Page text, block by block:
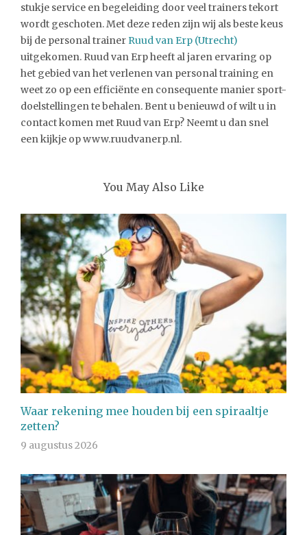
stukje service en begeleiding door veel trainers tekort
wordt geschoten. Met deze reden zijn wij als beste keus
bij de personal trainer Ruud van Erp (Utrecht)
uitgekomen. Ruud van Erp heeft al jaren ervaring op
het gebied van het verlenen van personal training en
weet zo op een efficiënte en consequente manier sport-
doelstellingen te behalen. Bent u benieuwd of wilt u in
contact komen met Ruud van Erp? Neemt u dan snel
een kijkje op www.ruudvanerp.nl.
You May Also Like
Waar rekening mee houden bij een spiraaltje
zetten?
9 augustus 2026